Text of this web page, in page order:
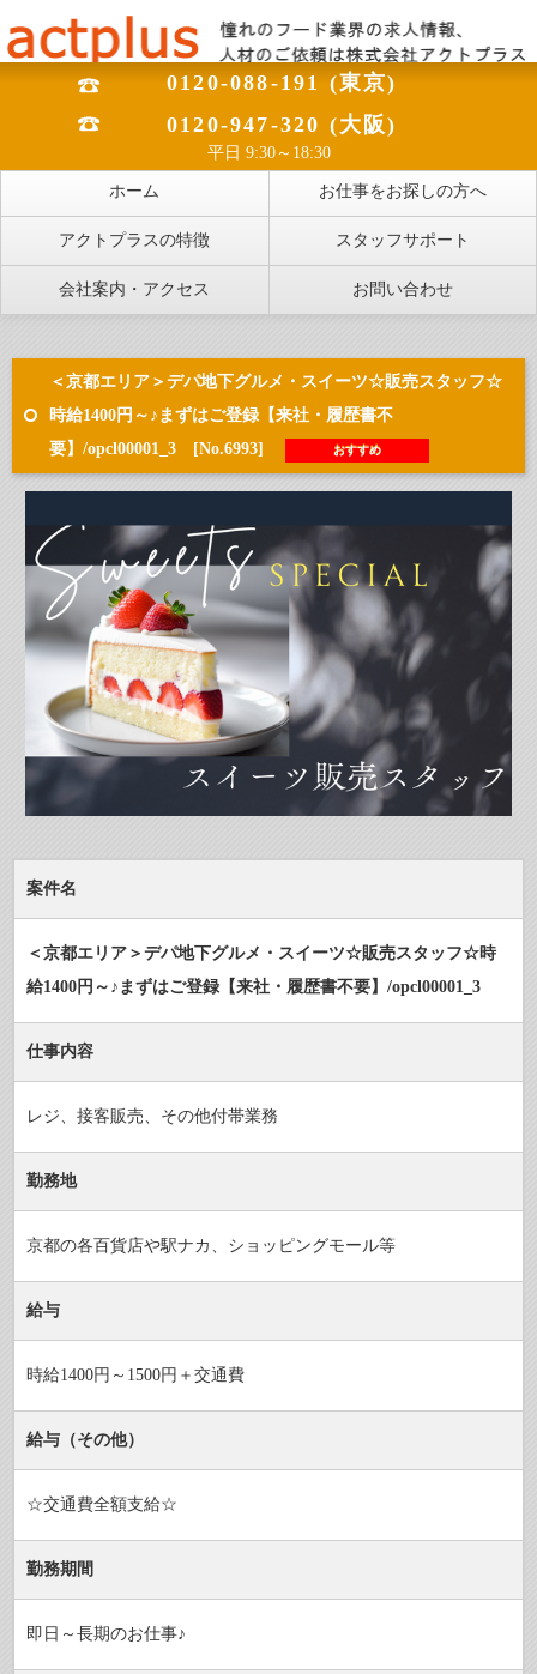
0120-088-191 (東京)
0120-947-320 (大阪)
平日 9:30～18:30
ホーム お仕事をお探しの方へ
アクトプラスの特徴 スタッフサポート
会社案内・アクセス お問い合わせ
＜京都エリア＞デパ地下グルメ・スイーツ☆販売スタッフ☆
時給1400円～♪まずはご登録【来社・履歴書不
要】/opcl00001_3 [No.6993]
おすすめ
案件名
＜京都エリア＞デパ地下グルメ・スイーツ☆販売スタッフ☆時
給1400円～♪まずはご登録【来社・履歴書不要】/opcl00001_3
仕事内容
レジ、接客販売、その他付帯業務
勤務地
京都の各百貨店や駅ナカ、ショッピングモール等
給与
時給1400円～1500円＋交通費
給与（その他）
☆交通費全額支給☆
勤務期間
即日～長期のお仕事♪